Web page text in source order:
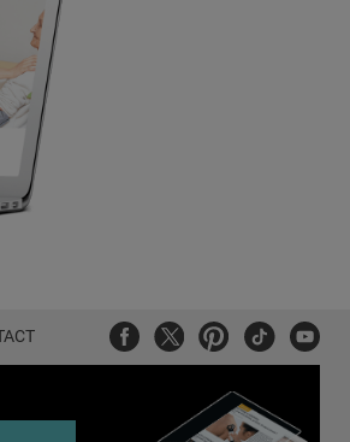
FacebookTwitterPinterest
TiktokYoutube